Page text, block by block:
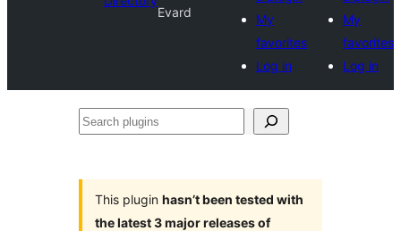
Evard
My
favorites
Log in
My
favorites
Log in
Search
This plugin hasn’t been tested with
the latest 3 major releases of